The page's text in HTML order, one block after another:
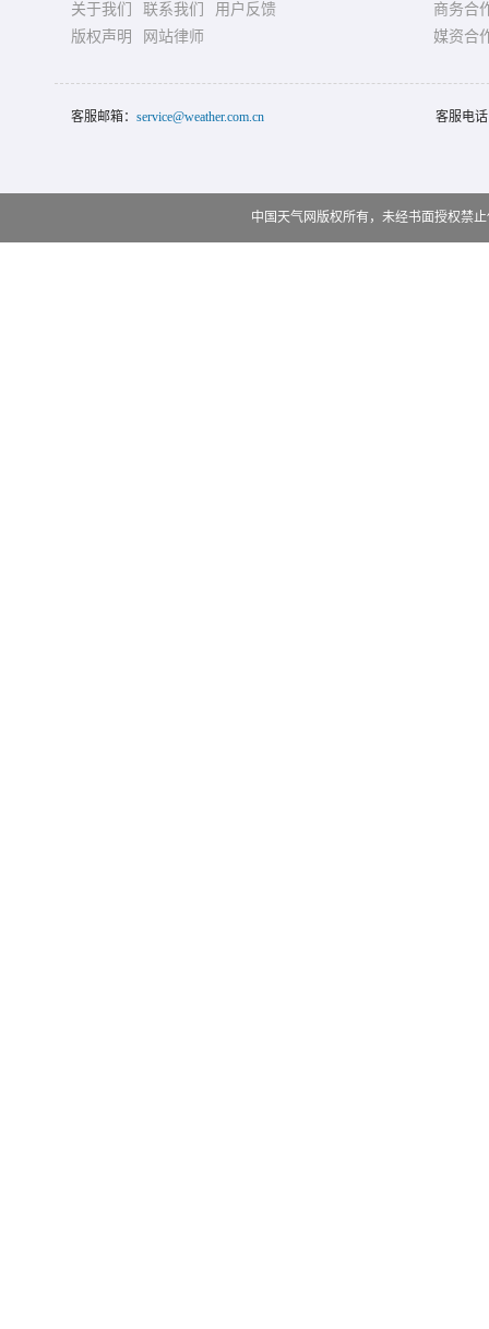
关于我们 联系我们
用户反馈
版权声明
网站律师
商务合
媒资合
客服邮箱： service@weather.com.cn 客服电
中国天气网版权所有，未经书面授权